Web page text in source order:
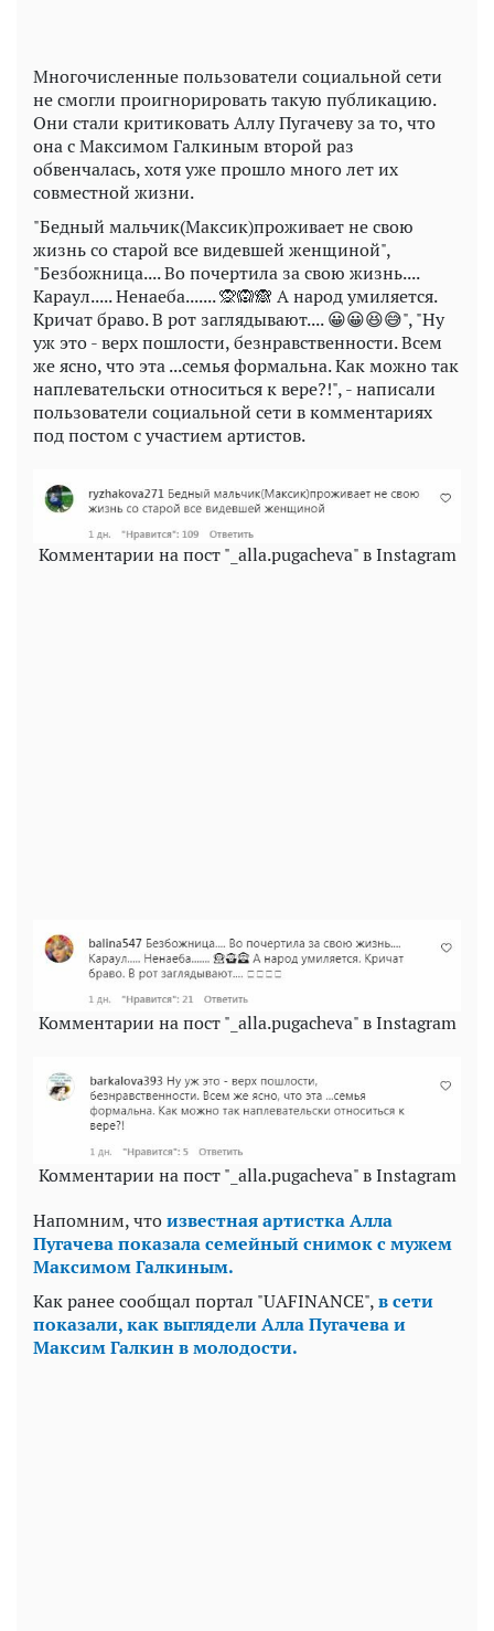
Многочисленные пользователи социальной сети
не смогли проигнорировать такую публикацию.
Они стали критиковать Аллу Пугачеву за то, что
она с Максимом Галкиным второй раз
обвенчалась, хотя уже прошло много лет их
совместной жизни.
"Бедный мальчик(Максик)проживает не свою
жизнь со старой все видевшей женщиной",
"Безбожница.... Во почертила за свою жизнь....
Караул..... Ненаеба....... 🙊🙉🙈 А народ умиляется.
Кричат браво. В рот заглядывают.... 😀😀😆😅", "Ну
уж это - верх пошлости, безнравственности. Всем
же ясно, что эта ...семья формальна. Как можно так
наплевательски относиться к вере?!", - написали
пользователи социальной сети в комментариях
под постом с участием артистов.
Комментарии на пост "_alla.pugacheva" в Instagram
Комментарии на пост "_alla.pugacheva" в Instagram
Комментарии на пост "_alla.pugacheva" в Instagram
Напомним, чтоизвестная артистка Алла
Пугачева показала семейный снимок с мужем
Максимом Галкиным.
Как ранее сообщал портал "UAFINANCE",в сети
показали, как выглядели Алла Пугачева и
Максим Галкин в молодости.